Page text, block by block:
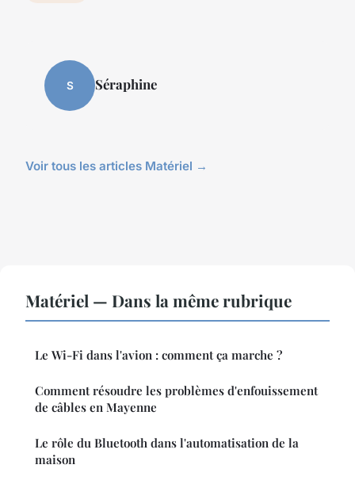
S Séraphine
Voir tous les articles Matériel →
Matériel — Dans la même rubrique
Le Wi-Fi dans l'avion : comment ça marche ?
Comment résoudre les problèmes d'enfouissement
de câbles en Mayenne
Le rôle du Bluetooth dans l'automatisation de la
maison